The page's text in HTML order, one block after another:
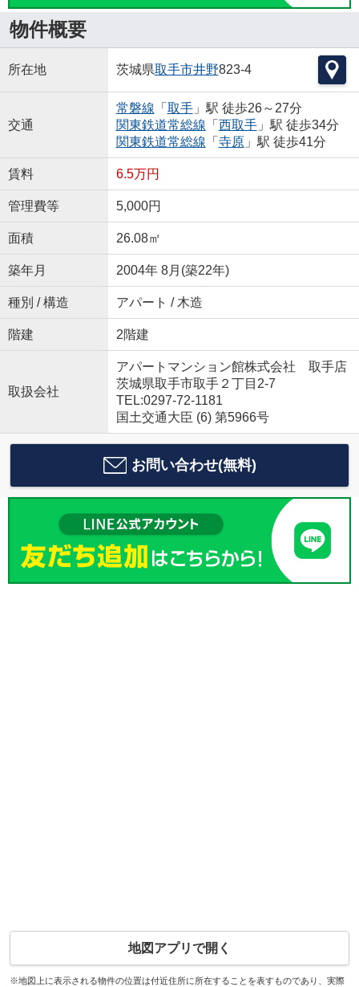
物件概要
所在地 茨城県取手市井野823-4
交通
常磐線 「 取手」駅 徒歩26～27分
関東鉄道常総線 「 西取手」駅 徒歩34分
関東鉄道常総線 「 寺原」駅 徒歩41分
賃料 6.5万円
管理費等 5,000円
面積 26.08㎡
築年月 2004年 8月(築22年)
種別 / 構造 アパート / 木造
階建 2階建
取扱会社
アパートマンション館株式会社 取手店
茨城県取手市取手２丁目2-7
TEL:0297-72-1181
国土交通大臣 (6) 第5966号
お問い合わせ(無料)
地図アプリで開く
※地図上に表示される物件の位置は付近住所に所在することを表すものであり、実際